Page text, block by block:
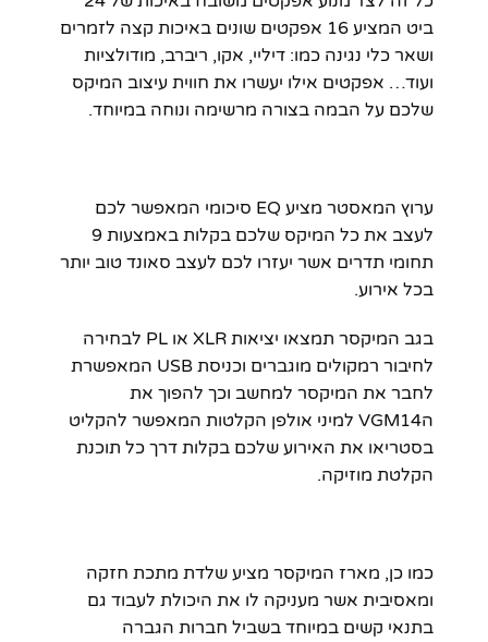
ביט המציע 16 אפקטים שונים באיכות קצה לזמרים
ושאר כלי נגינה כמו: דיליי, אקו, ריברב, מודולציות
ועוד… אפקטים אילו יעשרו את חווית עיצוב המיקס
שלכם על הבמה בצורה מרשימה ונוחה במיוחד.
ערוץ המאסטר מציע EQ סיכומי המאפשר לכם
לעצב את כל המיקס שלכם בקלות באמצעות 9
תחומי תדרים אשר יעזרו לכם לעצב סאונד טוב יותר
בכל אירוע.
בגב המיקסר תמצאו יציאות XLR או PL לבחירה
לחיבור רמקולים מוגברים וכניסת USB המאפשרת
לחבר את המיקסר למחשב וכך להפוך את
הVGM14 למיני אולפן הקלטות המאפשר להקליט
בסטריאו את האירוע שלכם בקלות דרך כל תוכנת
הקלטת מוזיקה.
כמו כן, מארז המיקסר מציע שלדת מתכת חזקה
ומאסיבית אשר מעניקה לו את היכולת לעבוד גם
בתנאי קשים במיוחד בשביל חברות הגברה